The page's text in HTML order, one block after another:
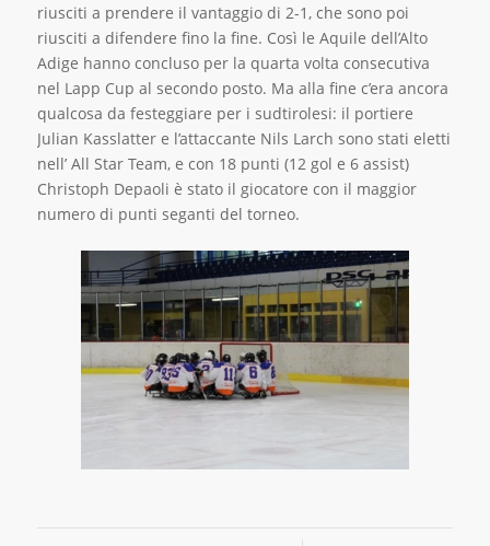
riusciti a prendere il vantaggio di 2-1, che sono poi
riusciti a difendere fino la fine. Così le Aquile dell’Alto
Adige hanno concluso per la quarta volta consecutiva
nel Lapp Cup al secondo posto. Ma alla fine c’era ancora
qualcosa da festeggiare per i sudtirolesi: il portiere
Julian Kasslatter e l’attaccante Nils Larch sono stati eletti
nell’ All Star Team, e con 18 punti (12 gol e 6 assist)
Christoph Depaoli è stato il giocatore con il maggior
numero di punti seganti del torneo.